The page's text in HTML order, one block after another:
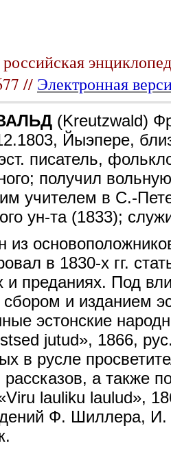
// Электронная
(Kreutzwald)
Йыэпере,
писатель,
получил
учителем в С.-
ун-та (1833);
из
в 1830-х гг.
и преданиях. Под
сбором и изданием
эстонские
jutud», 1866,
в русле
рассказов, а также
lauliku laulud»,
Ф. Шиллера, И.